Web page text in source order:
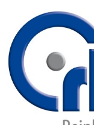
Inhalt
springen